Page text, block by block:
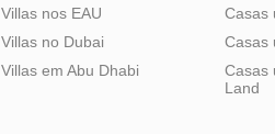
Villas nos EAU
Villas no Dubai
Villas em Abu Dhabi
Casas
Casas
Casas
Land